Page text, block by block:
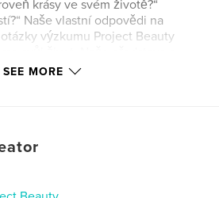
krásy ve svém životě?“
Naše vlastní odpovědi na
výzkumu Project Beauty
i našemu životu.
SEE MORE